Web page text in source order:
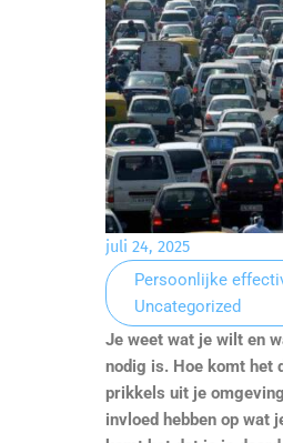
juli 24, 2025
Persoonlijke
Uncategorized
Je weet wat je wilt en
nodig is. Hoe komt het
prikkels uit je
invloed hebben op wat